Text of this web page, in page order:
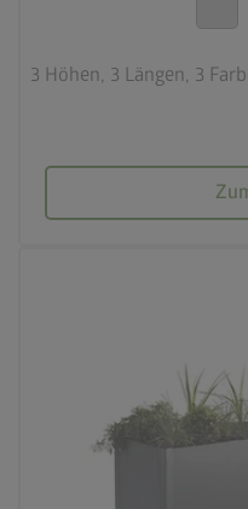
3 Höhen, 3 Längen, 3